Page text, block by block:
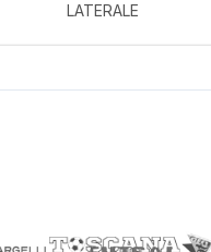
LATERALE